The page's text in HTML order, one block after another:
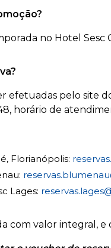
no Hotel Sesc
efetuadas pelo site
horário de
Florianópolis:
Lages:
com valor integral,